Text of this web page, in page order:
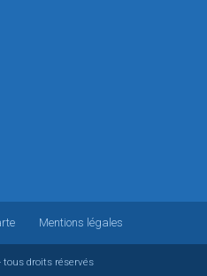
Mentions légales
tous droits réservés